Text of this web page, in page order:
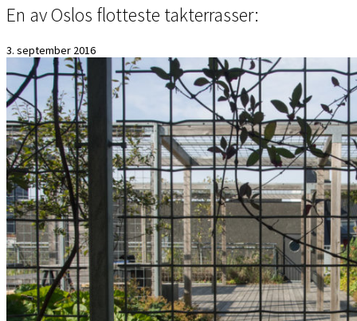
En av Oslos flotteste takterrasser:
3. september 2016